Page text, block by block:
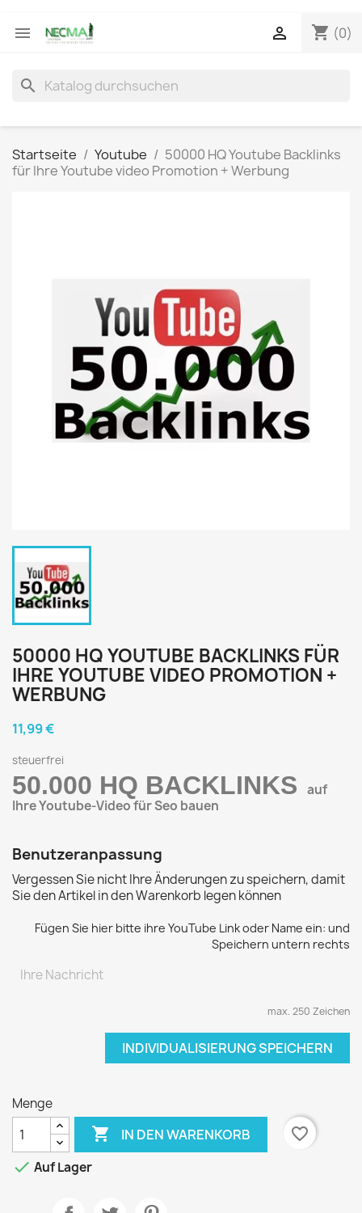
 shopping_cart (0)

search
Startseite Youtube
50000 HQ Youtube Backlinks
für Ihre Youtube video Promotion + Werbung
50000 HQ YOUTUBE BACKLINKS FÜR
IHRE YOUTUBE VIDEO PROMOTION +
WERBUNG
11,99 €
steuerfrei
50.000 HQ BACKLINKS
auf
Ihre Youtube-Video für Seo bauen
Benutzeranpassung
Vergessen Sie nicht Ihre Änderungen zu speichern, damit
Sie den Artikel in den Warenkorb legen können
Fügen Sie hier bitte ihre YouTube Link oder Name ein: und
Speichern untern rechts
max. 250 Zeichen
INDIVIDUALISIERUNG SPEICHERN
Menge
 IN DEN WARENKORB
favorite_border
 Auf Lager